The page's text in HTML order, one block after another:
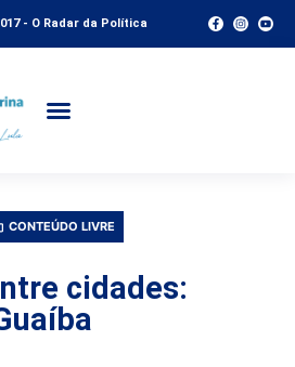
- O Radar da Política
CONTEÚDO LIVRE
cidades: